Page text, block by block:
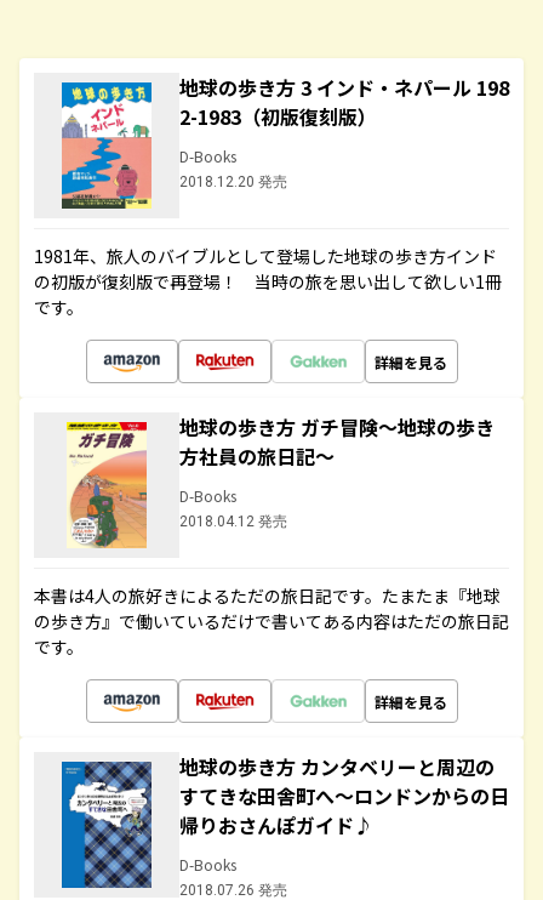
地球の歩き方 3 インド・ネパール 198
2-1983（初版復刻版）
D-Books
2018.12.20 発売
1981年、旅人のバイブルとして登場した地球の歩き方インド
の初版が復刻版で再登場！ 当時の旅を思い出して欲しい1冊
です。
詳細を見る
地球の歩き方 ガチ冒険～地球の歩き
方社員の旅日記～
D-Books
2018.04.12 発売
本書は4人の旅好きによるただの旅日記です。たまたま『地球
の歩き方』で働いているだけで書いてある内容はただの旅日記
です。
詳細を見る
地球の歩き方 カンタベリーと周辺の
すてきな田舎町へ～ロンドンからの日
帰りおさんぽガイド♪
D-Books
2018.07.26 発売